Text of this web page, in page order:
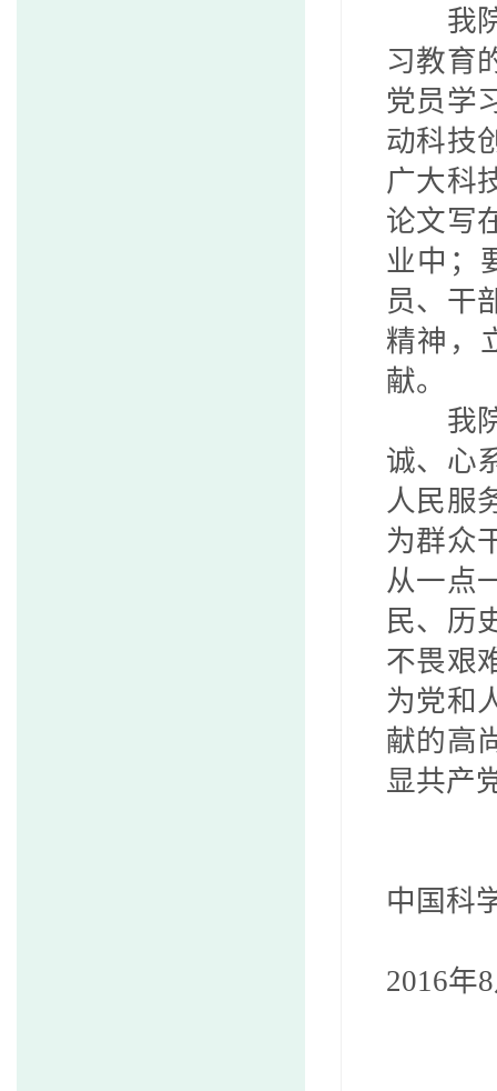
我
习教育
党员学
动科技
广大科
论文写
业中；
员、干
精神，
献。
我
诚、心
人民服
为群众
从一点
民、历
不畏艰
为党和
献的高
显共产
中国科
2016年8